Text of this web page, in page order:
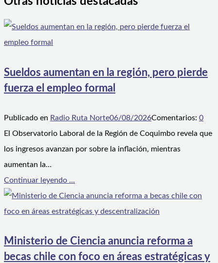
Sueldos aumentan en la región, pero pierde
fuerza el empleo formal
Publicado en Radio Ruta Norte06/08/2026Comentarios: 0
El Observatorio Laboral de la Región de Coquimbo revela que
los ingresos avanzan por sobre la inflación, mientras
aumentan la…
Continuar leyendo ...
Ministerio de Ciencia anuncia reforma a
becas chile con foco en áreas estratégicas y